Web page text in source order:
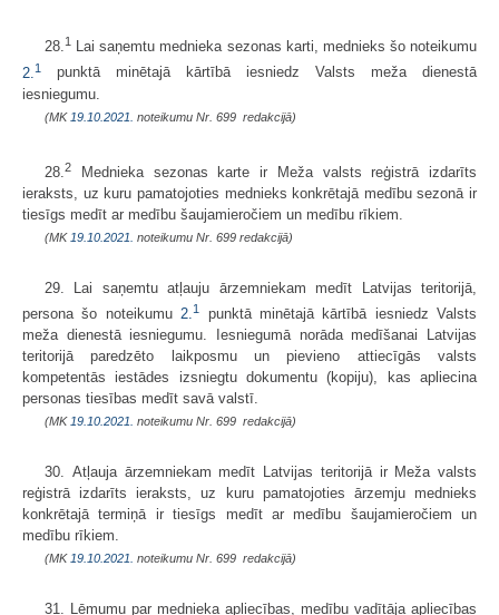
28.1
Lai saņemtu mednieka sezonas karti, mednieks šo noteikumu
2. 1
punktā minētajā kārtībā iesniedz Valsts meža dienestā
iesniegumu.
(MK 19.10.2021. noteikumu Nr. 699 redakcijā)
28. 2
Mednieka sezonas karte ir Meža valsts reģistrā izdarīts
ieraksts, uz kuru pamatojoties mednieks konkrētajā medību sezonā ir
tiesīgs medīt ar medību šaujamieročiem un medību rīkiem.
(MK 19.10.2021. noteikumu Nr. 699 redakcijā)
29. Lai saņemtu atļauju ārzemniekam medīt Latvijas teritorijā,
persona šo noteikumu2.1
punktā minētajā kārtībā iesniedz Valsts
meža dienestā iesniegumu. Iesniegumā norāda medīšanai Latvijas
teritorijā paredzēto laikposmu un pievieno attiecīgās valsts
kompetentās iestādes izsniegtu dokumentu (kopiju), kas apliecina
personas tiesības medīt savā valstī.
(MK 19.10.2021. noteikumu Nr. 699 redakcijā)
30. Atļauja ārzemniekam medīt Latvijas teritorijā ir Meža valsts
reģistrā izdarīts ieraksts, uz kuru pamatojoties ārzemju mednieks
konkrētajā termiņā ir tiesīgs medīt ar medību šaujamieročiem un
medību rīkiem.
(MK 19.10.2021. noteikumu Nr. 699 redakcijā)
31. Lēmumu par mednieka apliecības, medību vadītāja apliecības